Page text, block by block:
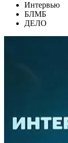
Интервью
БЛМБ
ДЕЛО